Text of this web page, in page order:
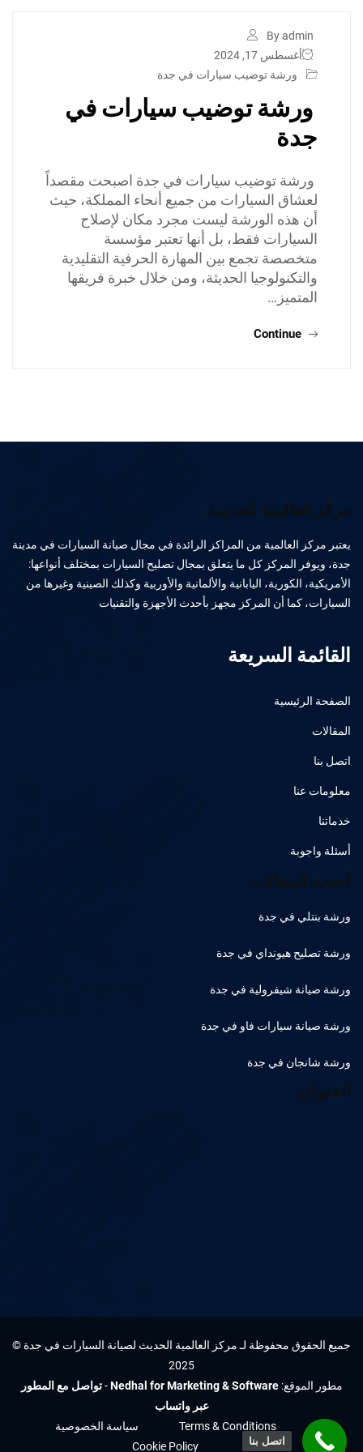
By admin
أغسطس 17, 2024
ورشة توضيب سيارات في جدة
ورشة توضيب سيارات في
جدة
ورشة توضيب سيارات في جدة اصبحت مقصداً
لعشاق السيارات من جميع أنحاء المملكة، حيث
أن هذه الورشة ليست مجرد مكان لإصلاح
السيارات فقط، بل أنها تعتبر مؤسسة
متخصصة تجمع بين المهارة الحرفية التقليدية
والتكنولوجيا الحديثة، ومن خلال خبرة فريقها
المتميز…
Continue
مركز العالمية الحديث
يعتبر مركز العالمية من المراكز الرائدة في مجال صيانة السيارات في مدينة
جدة، ويوفر المركز كل ما يتعلق بمجال تصليح السيارات بمختلف أنواعها:
الأمريكية، الكورية، اليابانية والألمانية والأوربية وكذلك الصينية وغيرها من
السيارات، كما أن المركز مجهز بأحدث الأجهزة والتقنيات
القائمة السريعة
الصفحة الرئيسية
المقالات
اتصل بنا
معلومات عنا
خدماتنا
أسئلة واجوبة
أحدث المقالات
ورشة بنتلي في جدة
ورشة تصليح هيونداي في جدة
ورشة صيانة شيفرولية في جدة
ورشة صيانة سيارات فاو في جدة
ورشة شانجان في جدة
العنوان
جميع الحقوق محفوظة لـ مركز العالمية الحديث لصيانة السيارات في جدة ©
2025
مطور الموقع:Nedhal for Marketing & Software
-تواصل مع المطور
عبر واتساب
Terms & Conditions
سياسة الخصوصية
Cookie Policy
اتصل بنا